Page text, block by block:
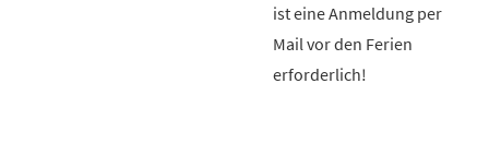
ist eine Anmeldung per
Mail vor den Ferien
erforderlich!